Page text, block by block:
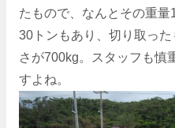
たもので、なんとその重
30トンもあり、切り取っ
さが700kg。スタッフも慎
すよね。